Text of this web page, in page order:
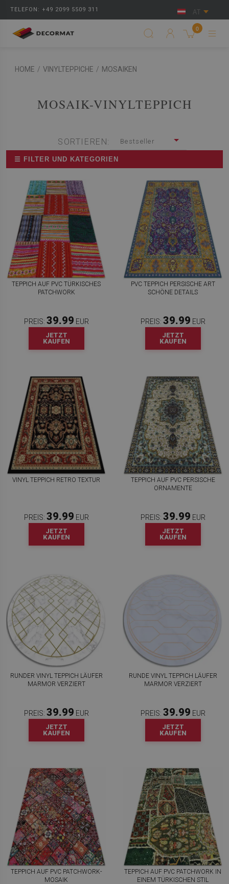
TELEFON: +49 2099 5509 311 AT
0
HOME / VINYLTEPPICHE / MOSAIKEN
MOSAIK-VINYLTEPPICH
SORTIEREN: Bestseller
☰ FILTER UND KATEGORIEN
TEPPICH AUF PVC TÜRKISCHES
PATCHWORK
PREIS: 39.99 EUR
JETZT
KAUFEN
PVC TEPPICH PERSISCHE ART
SCHÖNE DETAILS
PREIS: 39.99 EUR
JETZT
KAUFEN
VINYL TEPPICH RETRO TEXTUR
PREIS: 39.99 EUR
JETZT
KAUFEN
TEPPICH AUF PVC PERSISCHE
ORNAMENTE
PREIS: 39.99 EUR
JETZT
KAUFEN
RUNDER VINYL TEPPICH LÄUFER
MARMOR VERZIERT
PREIS: 39.99 EUR
JETZT
KAUFEN
RUNDE VINYL TEPPICH LÄUFER
MARMOR VERZIERT
PREIS: 39.99 EUR
JETZT
KAUFEN
TEPPICH AUF PVC PATCHWORK-
MOSAIK
TEPPICH AUF PVC PATCHWORK IN
EINEM TÜRKISCHEN STIL